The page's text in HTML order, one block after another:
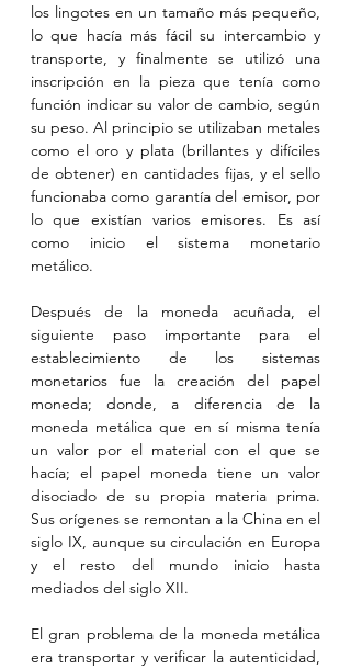
los lingotes en un tamaño más pequeño,
lo que hacía más fácil su intercambio y
transporte, y finalmente se utilizó una
inscripción en la pieza que tenía como
función indicar su valor de cambio, según
su peso. Al principio se utilizaban metales
como el oro y plata (brillantes y difíciles
de obtener) en cantidades fijas, y el sello
funcionaba como garantía del emisor, por
lo que existían varios emisores. Es así
como inicio el sistema monetario
metálico.
Después de la moneda acuñada, el
siguiente paso importante para el
establecimiento de los sistemas
monetarios fue la creación del papel
moneda; donde, a diferencia de la
moneda metálica que en sí misma tenía
un valor por el material con el que se
hacía; el papel moneda tiene un valor
disociado de su propia materia prima.
Sus orígenes se remontan a la China en el
siglo IX, aunque su circulación en Europa
y el resto del mundo inicio hasta
mediados del siglo XII.
El gran problema de la moneda metálica
era transportar y verificar la autenticidad,